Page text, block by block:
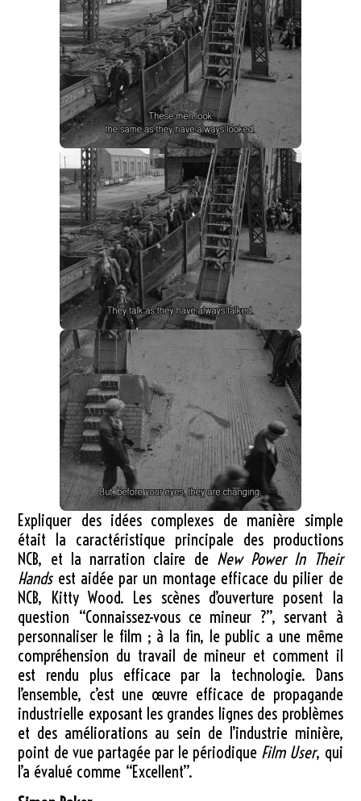
Expliquer des idées complexes de manière simple
était la caractéristique principale des productions
NCB, et la narration claire de New Power In Their
Handsest aidée par un montage efficace du pilier de
NCB, Kitty Wood. Les scènes d’ouverture posent la
question “Connaissez-vous ce mineur ?”, servant à
personnaliser le film ; à la fin, le public a une même
compréhension du travail de mineur et comment il
est rendu plus efficace par la technologie. Dans
l’ensemble, c’est une œuvre efficace de propagande
industrielle exposant les grandes lignes des problèmes
et des améliorations au sein de l’industrie minière,
point de vue partagée par le périodique Film User, qui
l’a évalué comme “Excellent”.